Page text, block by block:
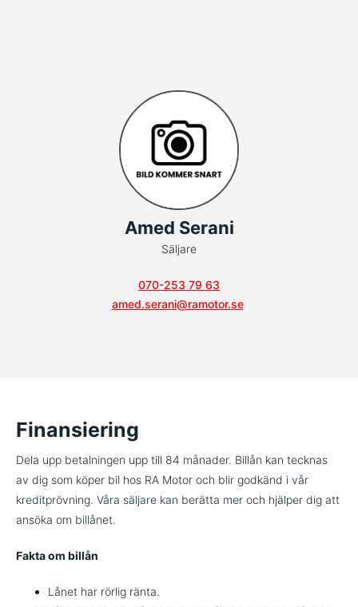
Amed Serani
Säljare
070-253 79 63
amed.serani@ramotor.se
Finansiering
Dela upp betalningen upp till 84 månader. Billån kan tecknas
av dig som köper bil hos RA Motor och blir godkänd i vår
kreditprövning. Våra säljare kan berätta mer och hjälper dig att
ansöka om billånet.
Fakta om billån
Lånet har rörlig ränta.